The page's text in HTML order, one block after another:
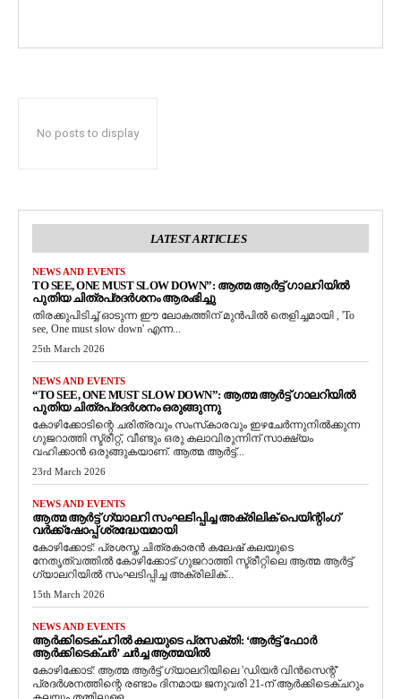
No posts to display
LATEST ARTICLES
NEWS AND EVENTS
TO SEE, ONE MUST SLOW DOWN”: ആത്മ ആർട്ട് ഗാലറിയിൽ
പുതിയ ചിത്രപ്രദർശനം ആരംഭിച്ചു
തിരക്കുപിടിച്ച് ഓടുന്ന ഈ ലോകത്തിന് മുൻപിൽ തെളിച്ചമായി , 'To
see, One must slow down' എന്ന...
25th March 2026
NEWS AND EVENTS
“TO SEE, ONE MUST SLOW DOWN”: ആത്മ ആർട്ട് ഗാലറിയിൽ
പുതിയ ചിത്രപ്രദർശനം ഒരുങ്ങുന്നു
കോഴിക്കോടിന്റെ ചരിത്രവും സംസ്‌കാരവും ഇഴചേർന്നുനിൽക്കുന്ന
ഗുജറാത്തി സ്ട്രീറ്റ്, വീണ്ടും ഒരു കലാവിരുന്നിന് സാക്ഷ്യം
വഹിക്കാൻ ഒരുങ്ങുകയാണ്. ആത്മ ആർട്ട്...
23rd March 2026
NEWS AND EVENTS
ആത്മ ആർട്ട് ഗ്യാലറി സംഘടിപ്പിച്ച അക്രിലിക് പെയിന്റിംഗ്
വർക്ക്‌ഷോപ്പ് ശ്രദ്ധേയമായി
കോഴിക്കോട്: പ്രശസ്ത ചിത്രകാരൻ കലേഷ് കലയുടെ
നേതൃത്വത്തിൽ കോഴിക്കോട് ഗുജറാത്തി സ്ട്രീറ്റിലെ ആത്മ ആർട്ട്
ഗ്യാലറിയിൽ സംഘടിപ്പിച്ച അക്രിലിക്...
15th March 2026
NEWS AND EVENTS
ആർക്കിടെക്ചറിൽ കലയുടെ പ്രസക്തി: ‘ആർട്ട് ഫോർ
ആർക്കിടെക്ചർ’ ചർച്ച ആത്മയിൽ
​കോഴിക്കോട്: ആത്മ ആർട്ട് ഗ്യാലറിയിലെ 'ഡിയർ വിൻസെന്റ്'
പ്രദർശനത്തിന്റെ രണ്ടാം ദിനമായ ജനുവരി 21-ന് ആർക്കിടെക്ചറും